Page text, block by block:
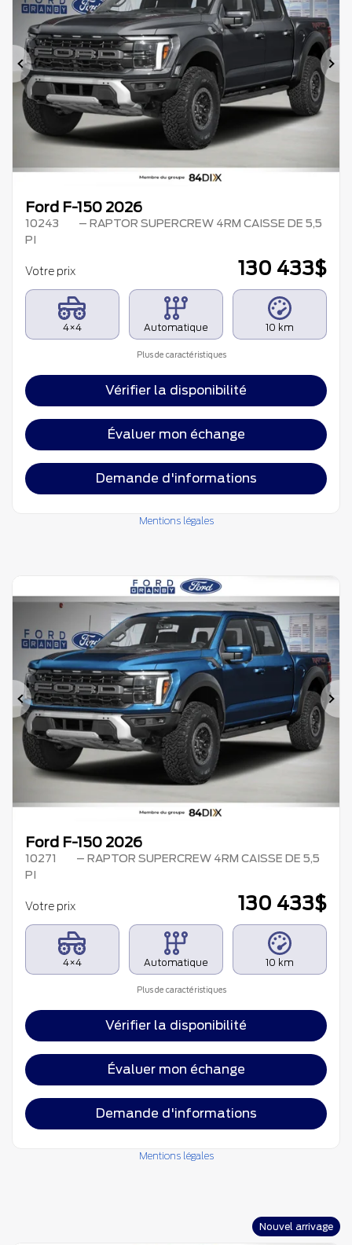
Précédent
Ford F-150 2026
10243
– RAPTOR SUPERCREW 4RM CAISSE DE 5,5
PI
Votre prix 130 433$
4×4 Automatique 10 km
Plus de caractéristiques
Vérifier la disponibilité
Évaluer mon échange
Demande d'informations
Mentions légales
Précédent
Ford F-150 2026
10271
– RAPTOR SUPERCREW 4RM CAISSE DE 5,5
PI
Votre prix 130 433$
4×4 Automatique 10 km
Plus de caractéristiques
Vérifier la disponibilité
Évaluer mon échange
Demande d'informations
Mentions légales
Nouvel arrivage